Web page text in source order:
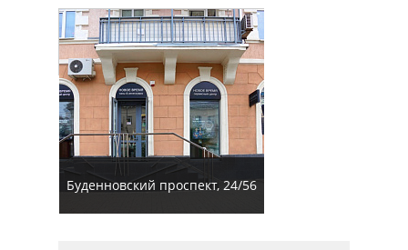
Буденновский проспект, 24/56